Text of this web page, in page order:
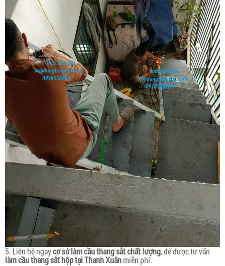
5. Liên hệ ngaycơ sở làm cầu thang sắt chất lượng, để được tư vấn
làm cầu thang sắt hộp tại Thanh Xuânmiễn phí.